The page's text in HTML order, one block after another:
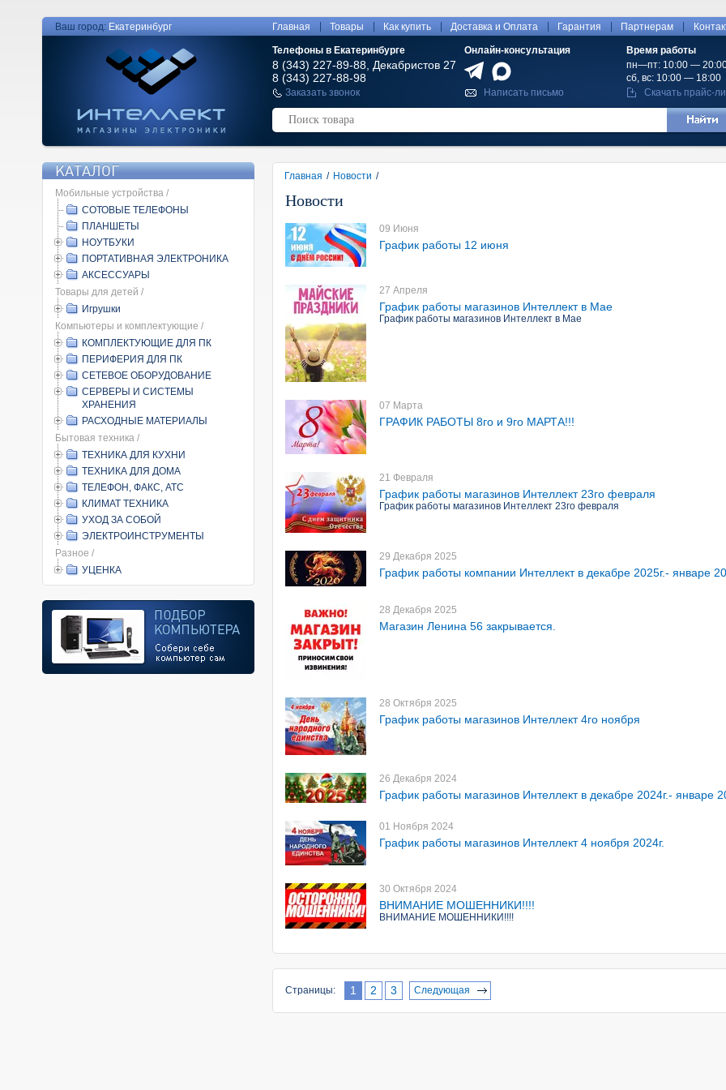
Ваш город: Екатеринбург Главная Товары Как купить Доставка и Оплата Гарантия Партнерам
Телефоны в Екатеринбурге
8 (343) 227-89-88, Декабристов 27
8 (343) 227-88-98
Онлайн-консультация
Время работы
пн—пт: 10:00 —
сб, вс: 10:00 — 18:00
Заказать звонок
Написать письмо Скачать прайс-
КАТАЛОГ
Мобильные устройства /
СОТОВЫЕ ТЕЛЕФОНЫ
ПЛАНШЕТЫ
НОУТБУКИ
ПОРТАТИВНАЯ ЭЛЕКТРОНИКА
АКСЕССУАРЫ
Товары для детей /
Игрушки
Компьютеры и комплектующие /
КОМПЛЕКТУЮЩИЕ ДЛЯ ПК
ПЕРИФЕРИЯ ДЛЯ ПК
СЕТЕВОЕ ОБОРУДОВАНИЕ
СЕРВЕРЫ И СИСТЕМЫ
ХРАНЕНИЯ
РАСХОДНЫЕ МАТЕРИАЛЫ
Бытовая техника /
ТЕХНИКА ДЛЯ КУХНИ
ТЕХНИКА ДЛЯ ДОМА
ТЕЛЕФОН, ФАКС, АТС
КЛИМАТ ТЕХНИКА
УХОД ЗА СОБОЙ
ЭЛЕКТРОИНСТРУМЕНТЫ
Разное /
УЦЕНКА
Главная / Новости /
Новости
09 Июня
График работы 12 июня
27 Апреля
График работы магазинов Интеллект в Мае
График работы магазинов Интеллект в Мае
07 Марта
ГРАФИК РАБОТЫ 8го и 9го МАРТА!!!
21 Февраля
График работы магазинов Интеллект 23го февраля
График работы магазинов Интеллект 23го февраля
29 Декабря 2025
График работы компании Интеллект в декабре 2025г.- январе
28 Декабря 2025
Магазин Ленина 56 закрывается.
28 Октября 2025
График работы магазинов Интеллект 4го ноября
26 Декабря 2024
График работы магазинов Интеллект в декабре 2024г.- январе
01 Ноября 2024
График работы магазинов Интеллект 4 ноября 2024г.
30 Октября 2024
ВНИМАНИЕ МОШЕННИКИ!!!!
ВНИМАНИЕ МОШЕННИКИ!!!!
Страницы: 1 2 3 Следующая